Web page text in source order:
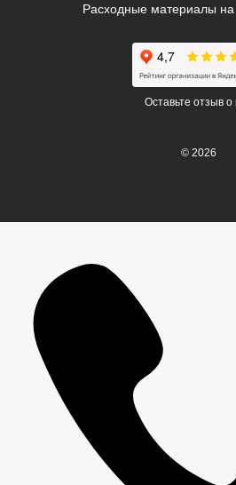
Расходные материалы
Оставьте отзыв о
© 2026